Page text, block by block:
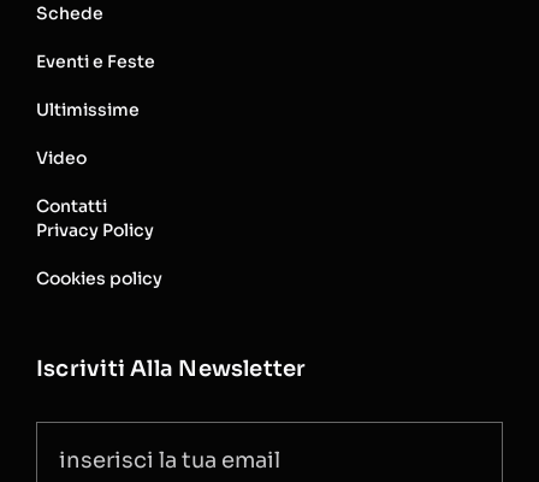
Schede
Eventi e Feste
Ultimissime
Video
Contatti
Privacy Policy
Cookies policy
Iscriviti Alla Newsletter